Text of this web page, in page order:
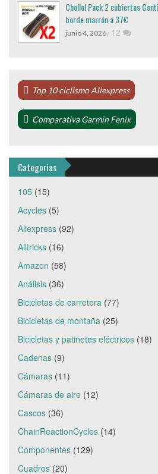
Chollo! Pack 2 cubiertas
borde marrón a 37€
junio 4, 2026, 12
Top 10 ciclismo Aliexpress
Comparativa Garmin Fenix
Categorias
105 (15)
Acycles (5)
Aliexpress (92)
Alltricks (16)
Amazon (58)
Análisis (36)
Bicicletas de carretera (77)
Bicicletas de montaña (25)
Bicicletas y patinetes eléctricos (18)
Cadenas (9)
Cámaras (11)
Cámaras de aire (12)
Cascos (36)
ChainReactionCycles (14)
Componentes (129)
Cuadros (20)